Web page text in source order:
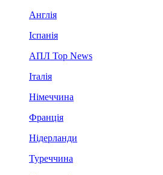
Англія
Іспанія
АПЛ Top News
Італія
Німеччина
Франція
Нідерланди
Туреччина